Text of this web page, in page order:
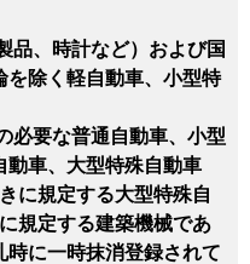
品、時計など）および国
を除く軽自動車、小型特
必要な普通自動車、小型
動車、大型特殊自動車
に規定する大型特殊自
規定する建築機械であ
時に一時抹消登録されて